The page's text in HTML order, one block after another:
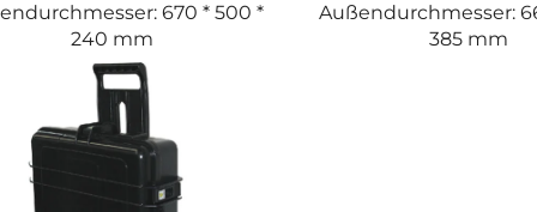
670 * 500 *
240 mm
Außendurchmesser:
385 mm